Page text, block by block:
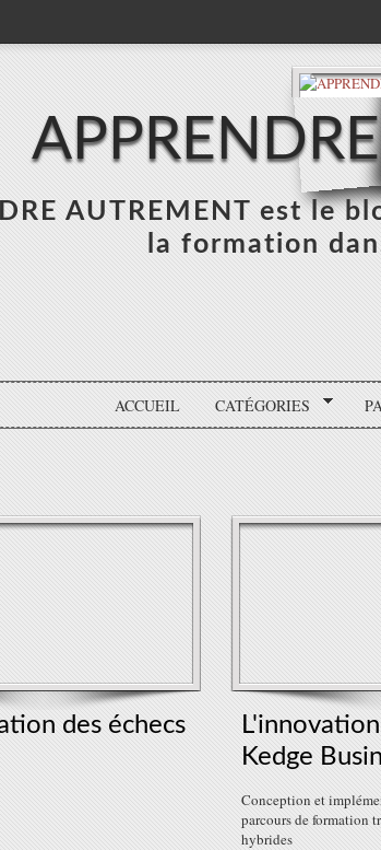
AUTREMENT est le
la formation
ACCUEIL CATÉGORIES
des échecs
Kedge
Conception et
parcours de formation
hybrides